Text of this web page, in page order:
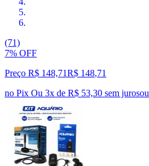
(71)
7% OFF
Preço R$ 148,71R$ 148,71
no Pix Ou 3x de R$ 53,30 sem jurosou